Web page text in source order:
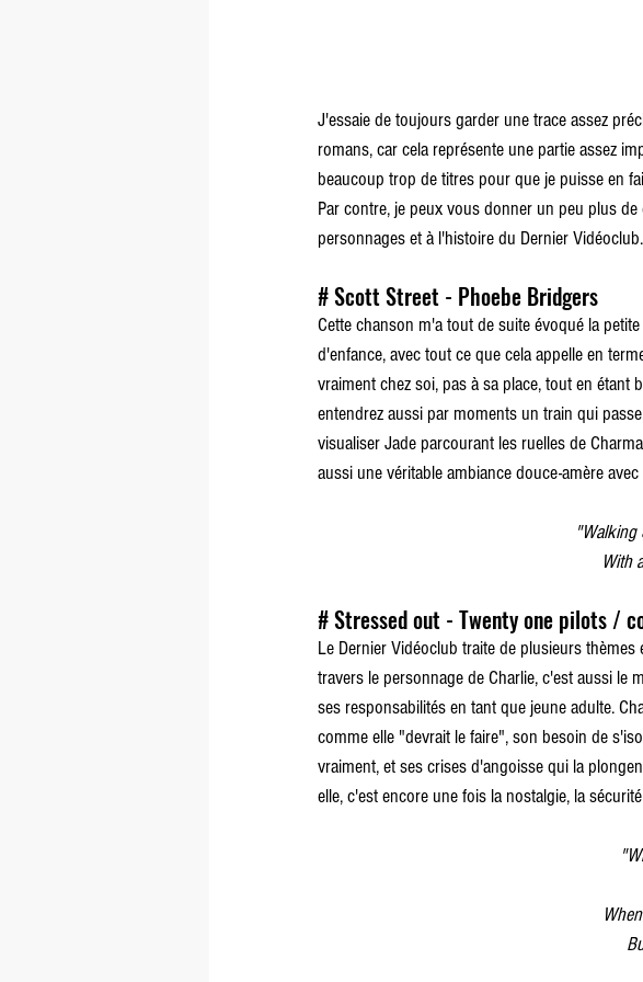
J'essaie de toujours garder une trace assez
romans, car cela représente une partie assez
beaucoup trop de titres pour que je puisse en
Par contre, je peux vous donner un peu plus
personnages et à l'histoire du Dernier Vidéoclub.
# Scott Street - Phoebe Bridgers
Cette chanson m'a tout de suite évoqué la
d'enfance, avec tout ce que cela appelle en
vraiment chez soi, pas à sa place, tout en étant
entendrez aussi par moments un train qui
visualiser Jade parcourant les ruelles de
aussi une véritable ambiance douce-amère
"Walking
With
# Stressed out - Twenty one pilots /
Le Dernier Vidéoclub traite de plusieurs
travers le personnage de Charlie, c'est aussi le
ses responsabilités en tant que jeune adulte.
comme elle "devrait le faire", son besoin de
vraiment, et ses crises d'angoisse qui la
elle, c'est encore une fois la nostalgie, la